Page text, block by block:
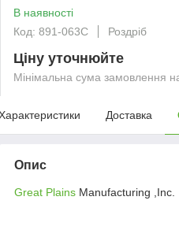
В наявності
Код: 891-063C
Роздріб
Ціну уточнюйте
Мінімальна сума замовлення
Доставка
Опис
Great Plains Manufacturing ,Inc.